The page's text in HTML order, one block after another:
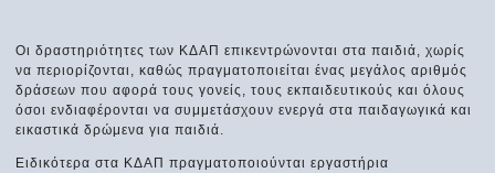
Οι δραστηριότητες των ΚΔΑΠ επικεντρώνονται στα παιδιά, χωρίς
να περιορίζονται, καθώς πραγματοποιείται ένας μεγάλος αριθμός
δράσεων που αφορά τους γονείς, τους εκπαιδευτικούς και όλους
όσοι ενδιαφέρονται να συμμετάσχουν ενεργά στα παιδαγωγικά και
εικαστικά δρώμενα για παιδιά.
Ειδικότερα στα ΚΔΑΠ πραγματοποιούνται εργαστήρια